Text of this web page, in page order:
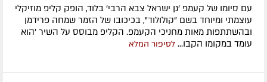
עם סיומו של קעמפ 'גן ישראל צבא הרבי' בלוד, הופק קליפ מוזיקלי
עוצמתי ומיוחד בשם "קולולוד", בכיכובו של הזמר שמחה פרידמן
ובהשתתפות מאות מחניכי הקעמפ. הקליפ מבוסס על השיר 'הוא
עומד במקומו הקבו... לסיפור המלא